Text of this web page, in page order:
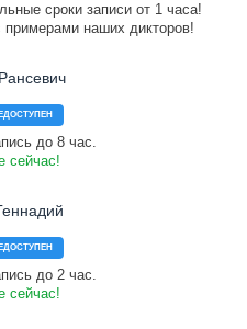
сроки записи от 1 часа!
примерами наших дикторов!
до 8 час.
сейчас!
до 2 час.
сейчас!